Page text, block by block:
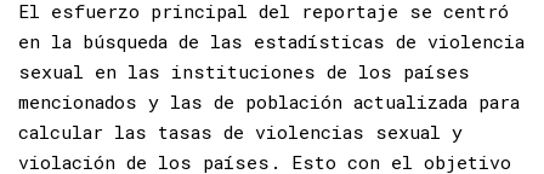
El esfuerzo principal del reportaje se centró
en la búsqueda de las estadísticas de violencia
sexual en las instituciones de los países
mencionados y las de población actualizada para
calcular las tasas de violencias sexual y
violación de los países. Esto con el objetivo